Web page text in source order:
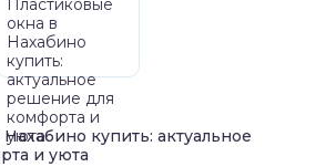
купить: актуальное
и уюта